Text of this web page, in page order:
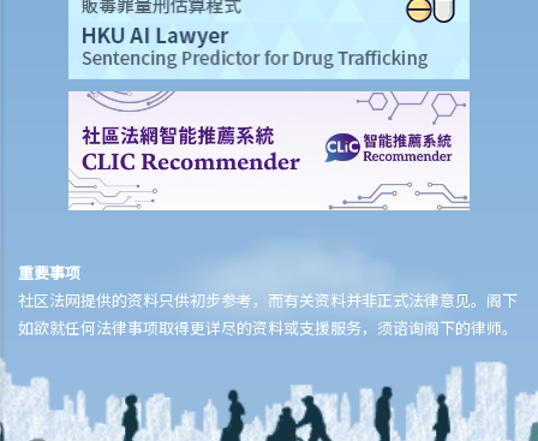
码或病人编号)?
11. 私隐专员公署之投诉个案简述 ─ 物业管理公司收集申请大厦入口电
子咭的住客的身分证号码，是否属过份收集个人资料?
12. 私隐专员公署之投诉个案简述 ─ 某人向旅行社要求退回团费及相关
费用。旅行社在处理有关手续时要求该人签署收据及提供他的香港身分
证副本。这是否属过份收集个人资料?
招聘過程
1. 甚么是「匿名」招聘广告？《人力资源管理实务守则》是否适用于所
有招聘广告？
2. 为何在招聘广告中要求求职者递交个人资料的雇主须表明身分？
3. 如雇主只在招聘广告中刊登公司的电邮地址、电话号码或传真号码作
为识辨雇主身分的资料，他们可否在此情况下直接要求求职者提供个人
重要事项
社区法网提供的资料只供初步参考，而有关资料并非正式法律意见。阁下
如欲就任何法律事项取得更详尽的资料或支援服务，须谘询阁下的律师。